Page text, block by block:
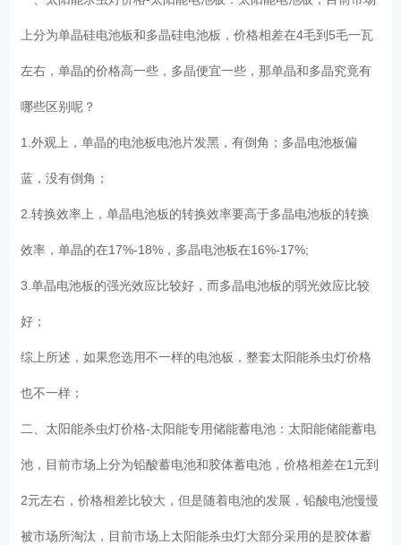
上分为单晶硅电池板和多晶硅电池板，价格相差在4毛到5毛一瓦
左右，单晶的价格高一些，多晶便宜一些，那单晶和多晶究竟有
哪些区别呢？
1.外观上，单晶的电池板电池片发黑，有倒角；多晶电池板偏
蓝，没有倒角；
2.转换效率上，单晶电池板的转换效率要高于多晶电池板的转换
效率，单晶的在17%-18%，多晶电池板在16%-17%;
3.单晶电池板的强光效应比较好，而多晶电池板的弱光效应比较
好；
综上所述，如果您选用不一样的电池板，整套太阳能杀虫灯价格
也不一样；
二、太阳能杀虫灯价格-太阳能专用储能蓄电池：太阳能储能蓄电
池，目前市场上分为铅酸蓄电池和胶体蓄电池，价格相差在1元到
2元左右，价格相差比较大，但是随着电池的发展，铅酸电池慢慢
被市场所淘汰，目前市场上太阳能杀虫灯大部分采用的是胶体蓄